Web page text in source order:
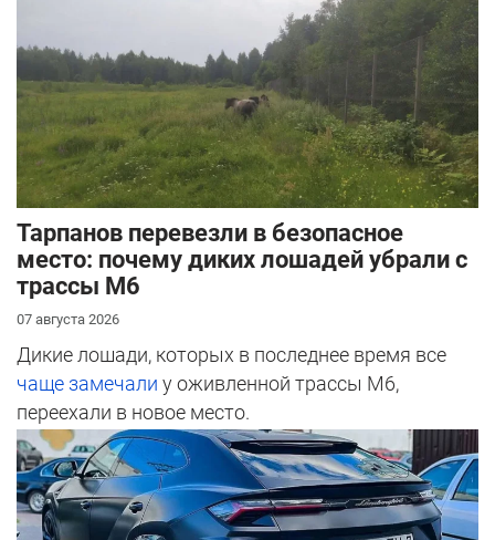
Тарпанов перевезли в безопасное
место: почему диких лошадей убрали с
трассы М6
07 августа 2026
Дикие лошади, которых в последнее время все
чаще замечали у оживленной трассы М6,
переехали в новое место.